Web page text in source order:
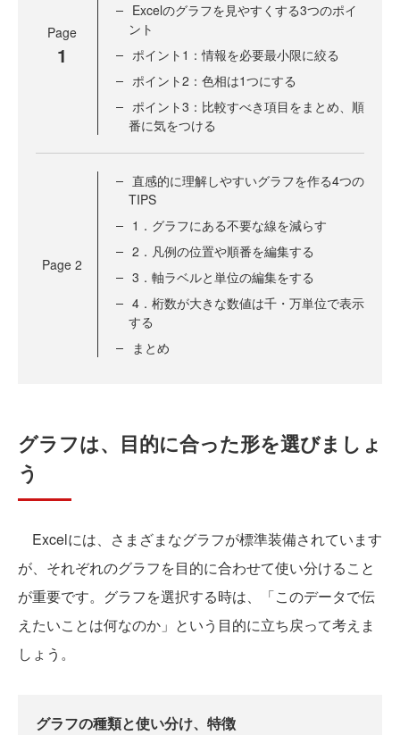
Page
1
Excelのグラフを見やすくする3つのポイ
ント
ポイント1：情報を必要最小限に絞る
ポイント2：色相は1つにする
ポイント3：比較すべき項目をまとめ、順
番に気をつける
Page 2
直感的に理解しやすいグラフを作る4つの
TIPS
1．グラフにある不要な線を減らす
2．凡例の位置や順番を編集する
3．軸ラベルと単位の編集をする
4．桁数が大きな数値は千・万単位で表示
する
まとめ
グラフは、目的に合った形を選びましょ
う
Excelには、さまざまなグラフが標準装備されています
が、それぞれのグラフを目的に合わせて使い分けること
が重要です。グラフを選択する時は、「このデータで伝
えたいことは何なのか」という目的に立ち戻って考えま
しょう。
グラフの種類と使い分け、特徴